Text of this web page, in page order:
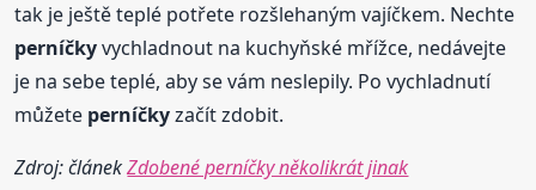
tak je ještě teplé potřete rozšlehaným vajíčkem. Nechte
perníčkyvychladnout na kuchyňské mřížce, nedávejte
je na sebe teplé, aby se vám neslepily. Po vychladnutí
můžete perníčkyzačít zdobit.
Zdroj: článekZdobené perníčky několikrát jinak